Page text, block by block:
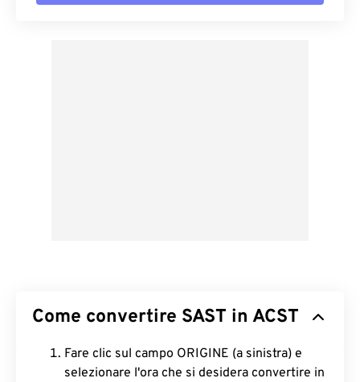
Come convertire SAST in ACST
Fare clic sul campo ORIGINE (a sinistra) e
selezionare l'ora che si desidera convertire in